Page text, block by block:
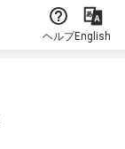
ヘルプEnglish